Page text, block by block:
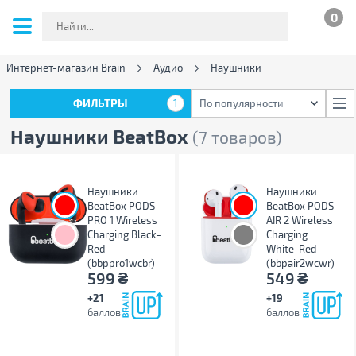
0
Интернет-магазин Brain Аудио Наушники
Наушники BeatBox (7 товаров)
ФИЛЬТРЫ 1 По популярности
Наушники
BeatBox PODS
PRO 1 Wireless
Charging Black-
Red
(bbppro1wcbr)
599₴
+21
баллов
Наушники
BeatBox PODS
AIR 2 Wireless
Charging
White-Red
(bbpair2wcwr)
549₴
+19
баллов
ФИЛЬТРЫ 1 По популярности